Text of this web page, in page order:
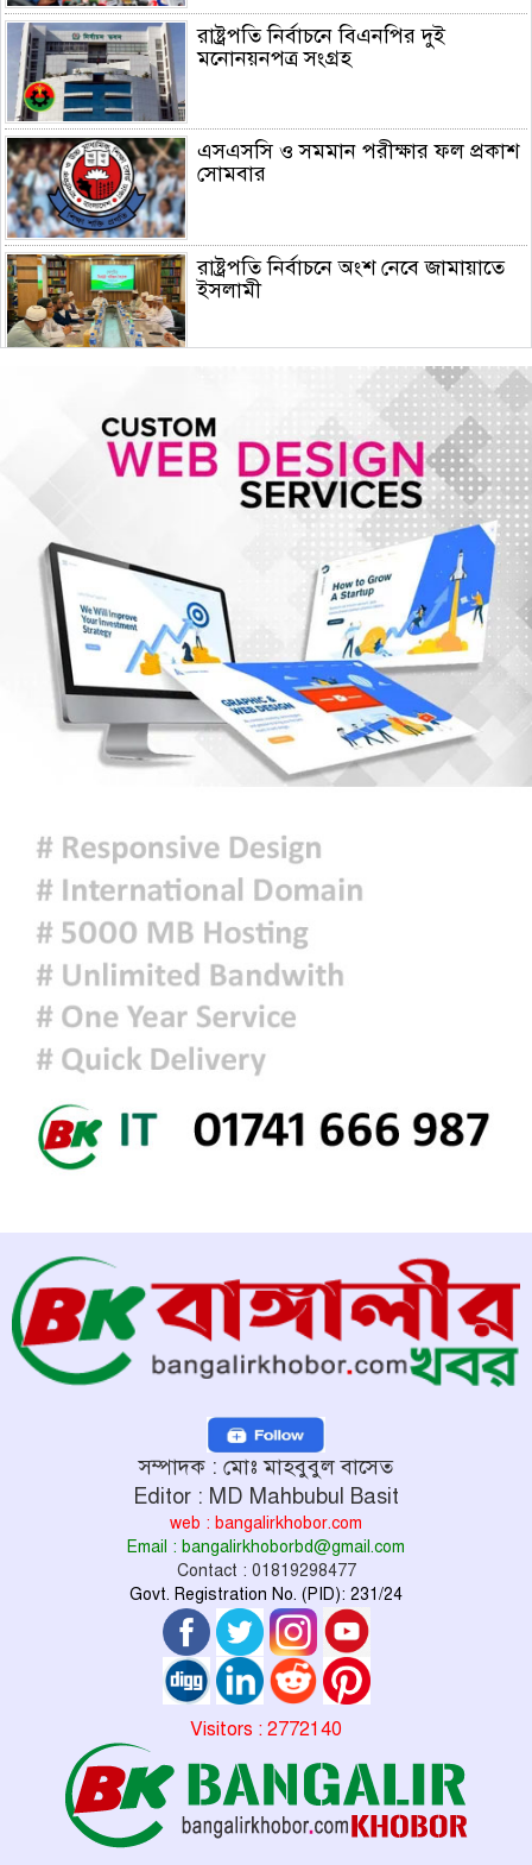
রাষ্ট্রপতি নির্বাচনে বিএনপির দুই
মনোনয়নপত্র সংগ্রহ
এসএসসি ও সমমান পরীক্ষার ফল প্রকাশ
সোমবার
রাষ্ট্রপতি নির্বাচনে অংশ নেবে জামায়াতে
ইসলামী
মহেশখালীর মাতারবাড়িতে পৌঁছেছেন
রাজধানীতে সড়ক দূর্ঘটনা- বাইক আরোহী
মোজতবা খামেনির ভিডিও প্রকাশ করল
মেহের নিউজ
সিরামিক শিল্পের প্রযুক্তি ও উদ্ভাবনে চীন-
বাংলাদেশ সহযোগিতার আহ্বান
দেশ ও মানুষের কল্যাণে দায়িত্বশীলতার
সঙ্গে কাজ করতে ইউএনওদের প্রতি আহ্বান
প্রধানমন্ত্রীর
ঢাকার আকাশ আংশিক মেঘলা থাকতে
পারে
সম্পাদক : মোঃ মাহবুবুল বাসেত
Editor : MD Mahbubul Basit
web : bangalirkhobor.com
Email : bangalirkhoborbd@gmail.com
Contact : 01819298477
Govt. Registration No. (PID): 231/24
Visitors : 2772140